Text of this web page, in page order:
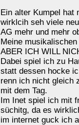
Ein alter Kumpel hat
wirklcih seh viele
AG mehr und mehr
Meine
ABER ICH WILL
Dabei spiel ich zu
statt dessen hocke
renn ich nicht gleich
mit dem Tag.
Im Inet spiel ich mit
süchitg, da es
im internet guck ich